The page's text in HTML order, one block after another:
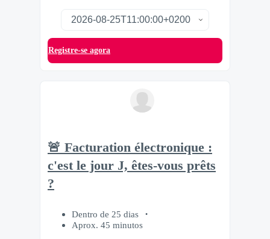
Registre-se agora
🚨 Facturation électronique :
c'est le jour J, êtes-vous prêts
?
Dentro de 25 dias
Aprox. 45 minutos